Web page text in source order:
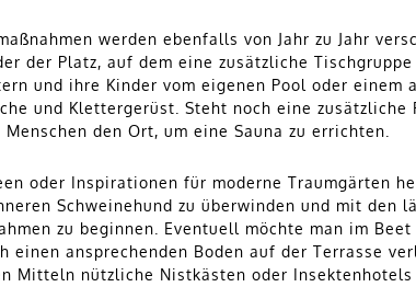
werden ebenfalls von Jahr zu Jahr
der Platz, auf dem eine zusätzliche
und ihre Kinder vom eigenen Pool oder einem
und Klettergerüst. Steht noch eine zusätzliche
den Ort, um eine Sauna zu errichten.
oder Inspirationen für moderne Traumgärten
Schweinehund zu überwinden und mit den
zu beginnen. Eventuell möchte man im
einen ansprechenden Boden auf der Terrasse
Mitteln nützliche Nistkästen oder